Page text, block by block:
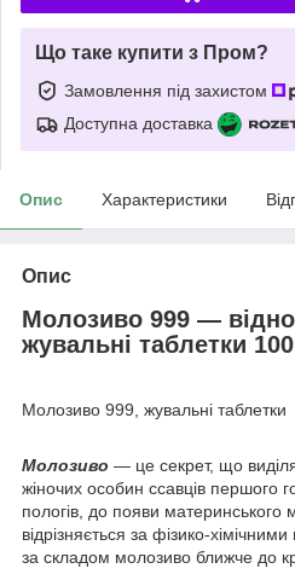
Що таке купити з Пром?
Замовлення під захистом
Доступна доставка
Опис Характеристики
Опис
Молозиво 999 —
жувальні таблетки
Молозиво 999, жувальні таблетки
Молозиво — це секрет, що
жіночих особин ссавців першого
пологів, до появи
відрізняється за фізико-
за складом молозиво ближче до